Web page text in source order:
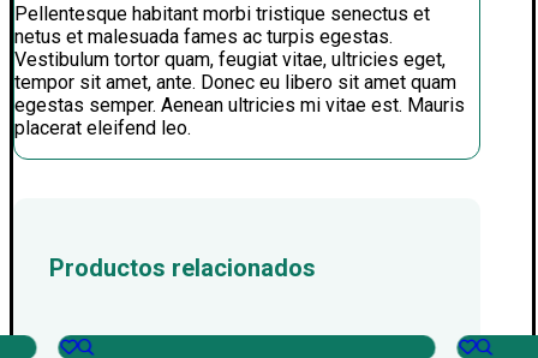
Pellentesque habitant morbi tristique senectus et
netus et malesuada fames ac turpis egestas.
Vestibulum tortor quam, feugiat vitae, ultricies eget,
tempor sit amet, ante. Donec eu libero sit amet quam
egestas semper. Aenean ultricies mi vitae est. Mauris
placerat eleifend leo.
Productos relacionados